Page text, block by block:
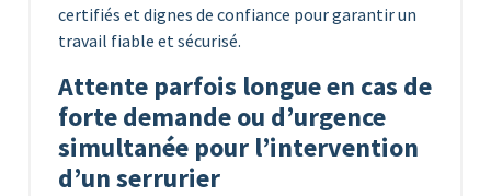
certifiés et dignes de confiance pour garantir un
travail fiable et sécurisé.
Attente parfois longue en cas de
forte demande ou d’urgence
simultanée pour l’intervention
d’un serrurier